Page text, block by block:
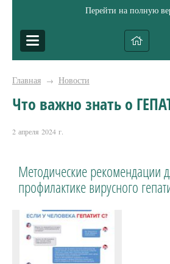
Перейти на полную
Главная → Новости
Что важно знать о
2 апреля 2024 г.
Методические рекомендации
профилактике вирусного